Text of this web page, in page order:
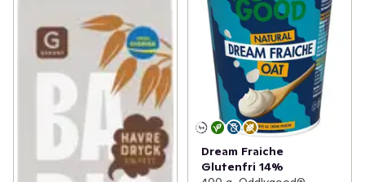
Dream Fraiche
Glutenfri 14%